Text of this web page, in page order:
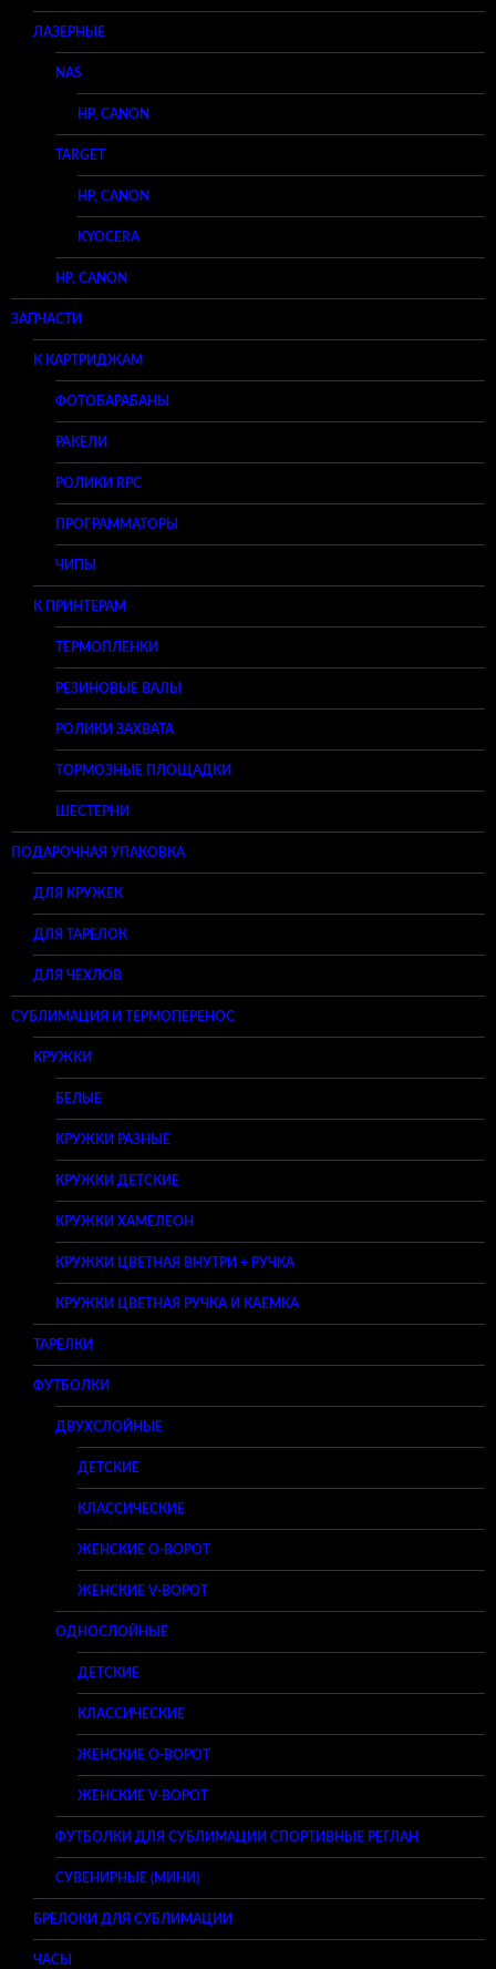
ЛАЗЕРНЫЕ
NAS
HP, CANON
TARGET
HP, CANON
KYOCERA
HP, CANON
ЗАПЧАСТИ
К КАРТРИДЖАМ
ФОТОБАРАБАНЫ
РАКЕЛИ
РОЛИКИ RPC
ПРОГРАММАТОРЫ
ЧИПЫ
К ПРИНТЕРАМ
ТЕРМОПЛЕНКИ
РЕЗИНОВЫЕ ВАЛЫ
РОЛИКИ ЗАХВАТА
ТОРМОЗНЫЕ ПЛОЩАДКИ
ШЕСТЕРНИ
ПОДАРОЧНАЯ УПАКОВКА
ДЛЯ КРУЖЕК
ДЛЯ ТАРЕЛОК
ДЛЯ ЧЕХЛОВ
СУБЛИМАЦИЯ И ТЕРМОПЕРЕНОС
КРУЖКИ
БЕЛЫЕ
КРУЖКИ РАЗНЫЕ
КРУЖКИ ДЕТСКИЕ
КРУЖКИ ХАМЕЛЕОН
КРУЖКИ ЦВЕТНАЯ ВНУТРИ + РУЧКА
КРУЖКИ ЦВЕТНАЯ РУЧКА И КАЕМКА
ТАРЕЛКИ
ФУТБОЛКИ
ДВУХСЛОЙНЫЕ
ДЕТСКИЕ
КЛАССИЧЕСКИЕ
ЖЕНСКИЕ O-ВОРОТ
ЖЕНСКИЕ V-ВОРОТ
ОДНОСЛОЙНЫЕ
ДЕТСКИЕ
КЛАССИЧЕСКИЕ
ЖЕНСКИЕ O-ВОРОТ
ЖЕНСКИЕ V-ВОРОТ
ФУТБОЛКИ ДЛЯ СУБЛИМАЦИИ СПОРТИВНЫЕ РЕГЛАН
СУВЕНИРНЫЕ (МИНИ)
БРЕЛОКИ ДЛЯ СУБЛИМАЦИИ
ЧАСЫ